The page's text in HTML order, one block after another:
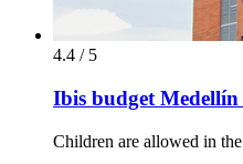
4.4 / 5
Ibis budget
Children are allowed in